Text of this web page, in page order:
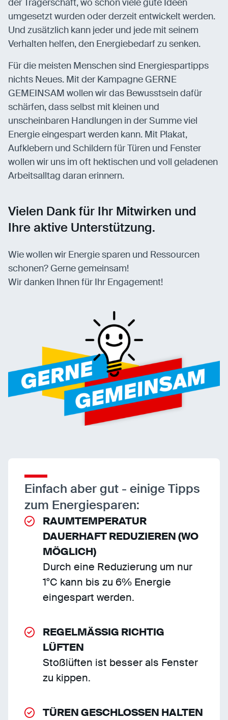
umgesetzt wurden oder derzeit entwickelt werden.
Und zusätzlich kann jeder und jede mit seinem
Verhalten helfen, den Energiebedarf zu senken.
Für die meisten Menschen sind Energiespartipps
nichts Neues. Mit der Kampagne GERNE
GEMEINSAM wollen wir das Bewusstsein dafür
schärfen, dass selbst mit kleinen und
unscheinbaren Handlungen in der Summe viel
Energie eingespart werden kann. Mit Plakat,
Aufklebern und Schildern für Türen und Fenster
wollen wir uns im oft hektischen und voll geladenen
Arbeitsalltag daran erinnern.
Vielen Dank für Ihr Mitwirken und
Ihre aktive Unterstützung.
Wie wollen wir Energie sparen und Ressourcen
schonen? Gerne gemeinsam!
Wir danken Ihnen für Ihr Engagement!
Einfach aber gut - einige Tipps
zum Energiesparen:
RAUMTEMPERATUR
DAUERHAFT REDUZIEREN (WO
MÖGLICH)
Durch eine Reduzierung um nur
1°C kann bis zu 6% Energie
eingespart werden.
REGELMÄSSIG RICHTIG
LÜFTEN
Stoßlüften ist besser als Fenster
zu kippen.
TÜREN GESCHLOSSEN HALTEN